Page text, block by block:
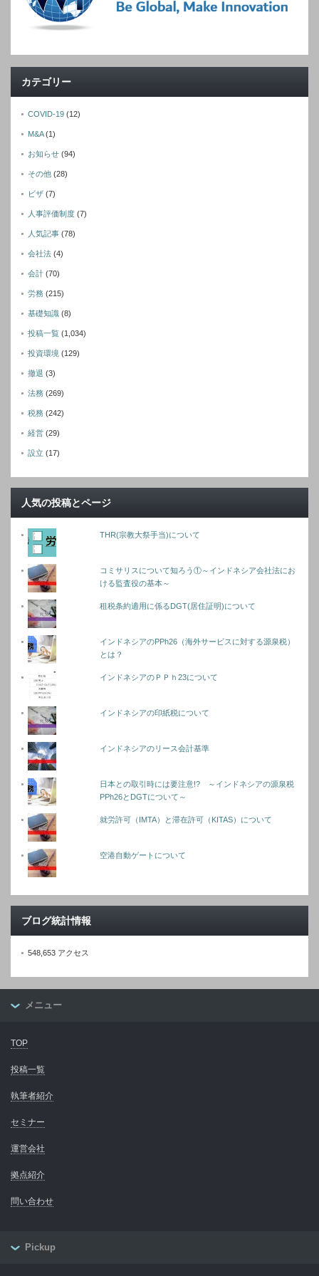
カテゴリー
COVID-19 (12)
M&A(1)
お知らせ (94)
その他 (28)
ビザ (7)
人事評価制度 (7)
人気記事 (78)
会社法 (4)
会計 (70)
労務 (215)
基礎知識 (8)
投稿一覧 (1,034)
投資環境 (129)
撤退 (3)
法務 (269)
税務 (242)
経営 (29)
設立 (17)
人気の投稿とページ
THR(宗教大祭手当)について
コミサリスについて知ろう①～インドネシア会社法にお
ける監査役の基本～
租税条約適用に係るDGT(居住証明)について
インドネシアのPPh26（海外サービスに対する源泉税）
とは？
インドネシアのＰＰｈ23について
インドネシアの印紙税について
インドネシアのリース会計基準
日本との取引時には要注意!? ～インドネシアの源泉税
PPh26とDGTについて～
就労許可（IMTA）と滞在許可（KITAS）について
空港自動ゲートについて
ブログ統計情報
548,653 アクセス
メニュー
TOP
投稿一覧
執筆者紹介
セミナー
運営会社
拠点紹介
問い合わせ
Pickup